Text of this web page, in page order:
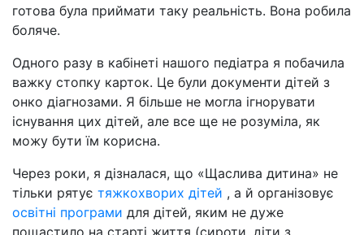
готова була приймати таку реальність. Вона робила
боляче.
Одного разу в кабінеті нашого педіатра я побачила
важку стопку карток. Це були документи дітей з
онко діагнозами. Я більше не могла ігнорувати
існування цих дітей, але все ще не розуміла, як
можу бути їм корисна.
Через роки, я дізналася, що «Щаслива дитина» не
тільки рятує тяжкохворих дітей , а й організовує
освітні програми для дітей, яким не дуже
пощастило на старті життя (сироти, діти з